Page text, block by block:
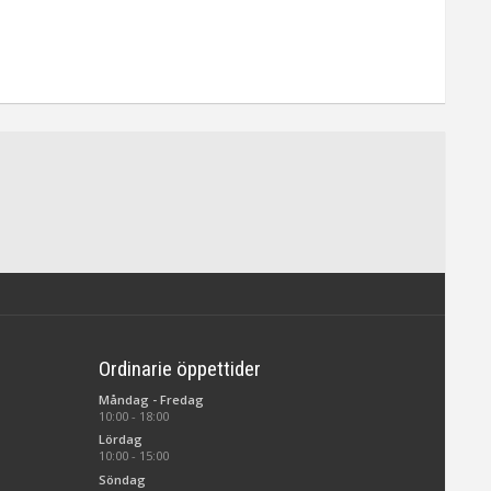
Ordinarie öppettider
Måndag - Fredag
10:00 - 18:00
Lördag
10:00 - 15:00
Söndag